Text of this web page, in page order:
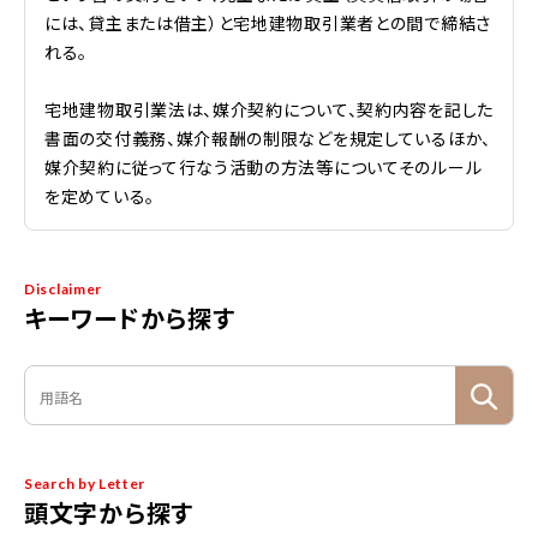
Disclaimer
キーワードから探す
Search by Letter
頭文字から探す
には、貸主または借主）と宅地建物取引業者との間で締結さ
れる。
宅地建物取引業法は、媒介契約について、契約内容を記した
書面の交付義務、媒介報酬の制限などを規定しているほか、
媒介契約に従って行なう活動の方法等についてそのルール
を定めている。